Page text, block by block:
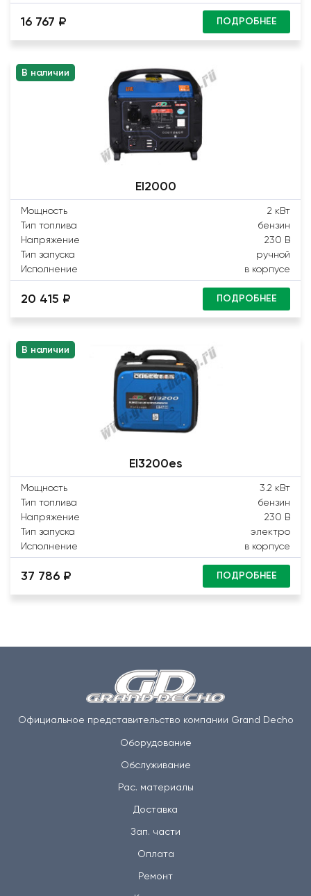
16 767 ₽ ПОДРОБНЕЕ
В наличии
EI2000
Мощность
2 кВт
Тип топлива
бензин
Напряжение
230 В
Тип запуска
ручной
Исполнение
в корпусе
20 415 ₽ ПОДРОБНЕЕ
В наличии
EI3200es
Мощность
3.2 кВт
Тип топлива
бензин
Напряжение
230 В
Тип запуска
электро
Исполнение
в корпусе
37 786 ₽ ПОДРОБНЕЕ
Официальное представительство компании Grand Decho
Оборудование
Обслуживание
Рас. материалы
Доставка
Зап. части
Оплата
Ремонт